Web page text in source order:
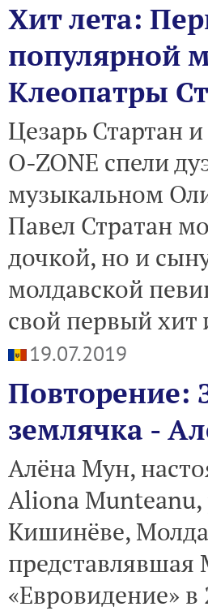
Хит лета:
популярной
Клеопатры
Цезарь Стартан
O-ZONE спели
музыкальном
Павел Стратан
дочкой, но и
молдавской
свой первый хит
19.07.2019
Повторение:
землячка -
Алёна Мун,
Aliona Munteanu,
Кишинёве,
представлявшая
«Евровидение» в